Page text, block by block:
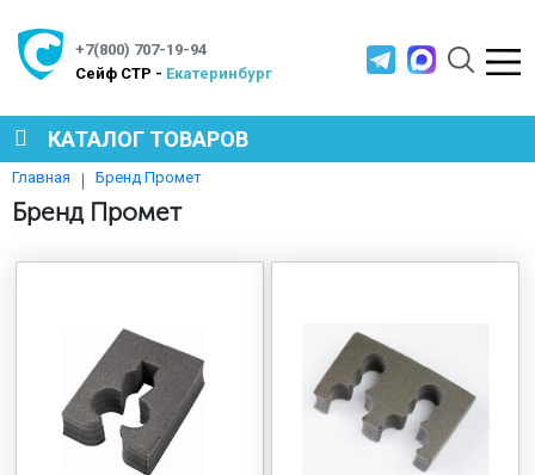
+7(800) 707-19-94
Cейф СТР - Екатеринбург
КАТАЛОГ ТОВАРОВ
СЕЙФЫ
МЕТАЛЛИЧЕСКИЕ СТЕЛЛАЖИ
ПРОИЗВОДСТВЕННАЯ МЕБЕЛЬ
Главная Бренд Промет
Бренд Промет